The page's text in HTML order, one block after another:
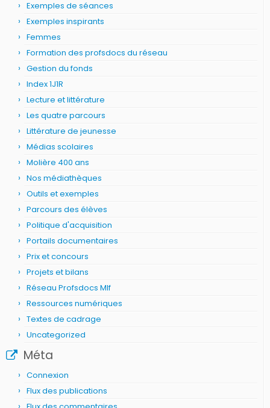
Exemples de séances
Exemples inspirants
Femmes
Formation des profsdocs du réseau
Gestion du fonds
Index 1J1R
Lecture et littérature
Les quatre parcours
Littérature de jeunesse
Médias scolaires
Molière 400 ans
Nos médiathèques
Outils et exemples
Parcours des élèves
Politique d'acquisition
Portails documentaires
Prix et concours
Projets et bilans
Réseau Profsdocs Mlf
Ressources numériques
Textes de cadrage
Uncategorized
Méta
Connexion
Flux des publications